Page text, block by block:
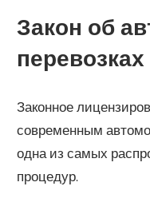
Закон об
перевозках
Законное
современным
одна из самых
процедур.